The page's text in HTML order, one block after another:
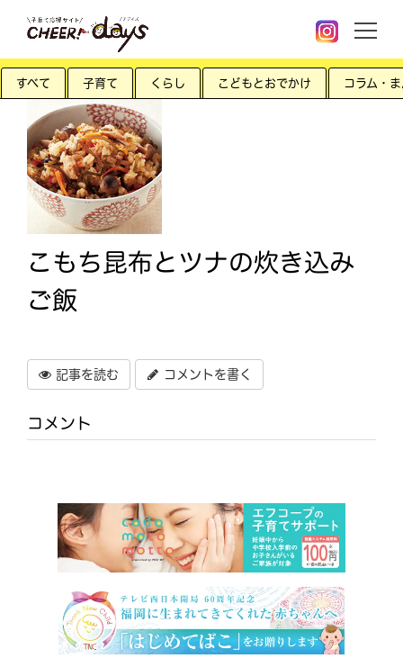
すべて 子育て くらし こどもとおでかけ コラム・
こもち昆布とツナの炊き込み
ご飯
記事を読む コメントを書く
コメント